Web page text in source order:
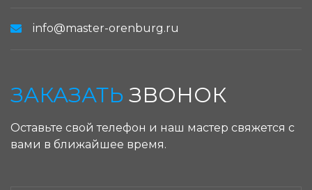
info@master-orenburg.ru
ЗАКАЗАТЬ ЗВОНОК
Оставьте свой телефон и наш мастер свяжется с
вами в ближайшее время.